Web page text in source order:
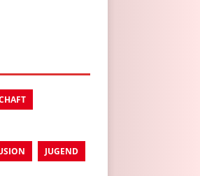
JUGEND